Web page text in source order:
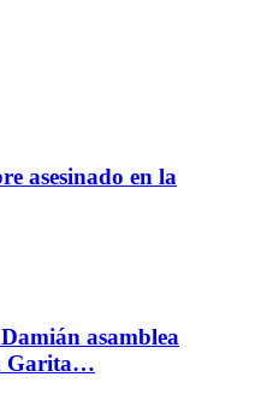
asesinado en la
asamblea
Garita…